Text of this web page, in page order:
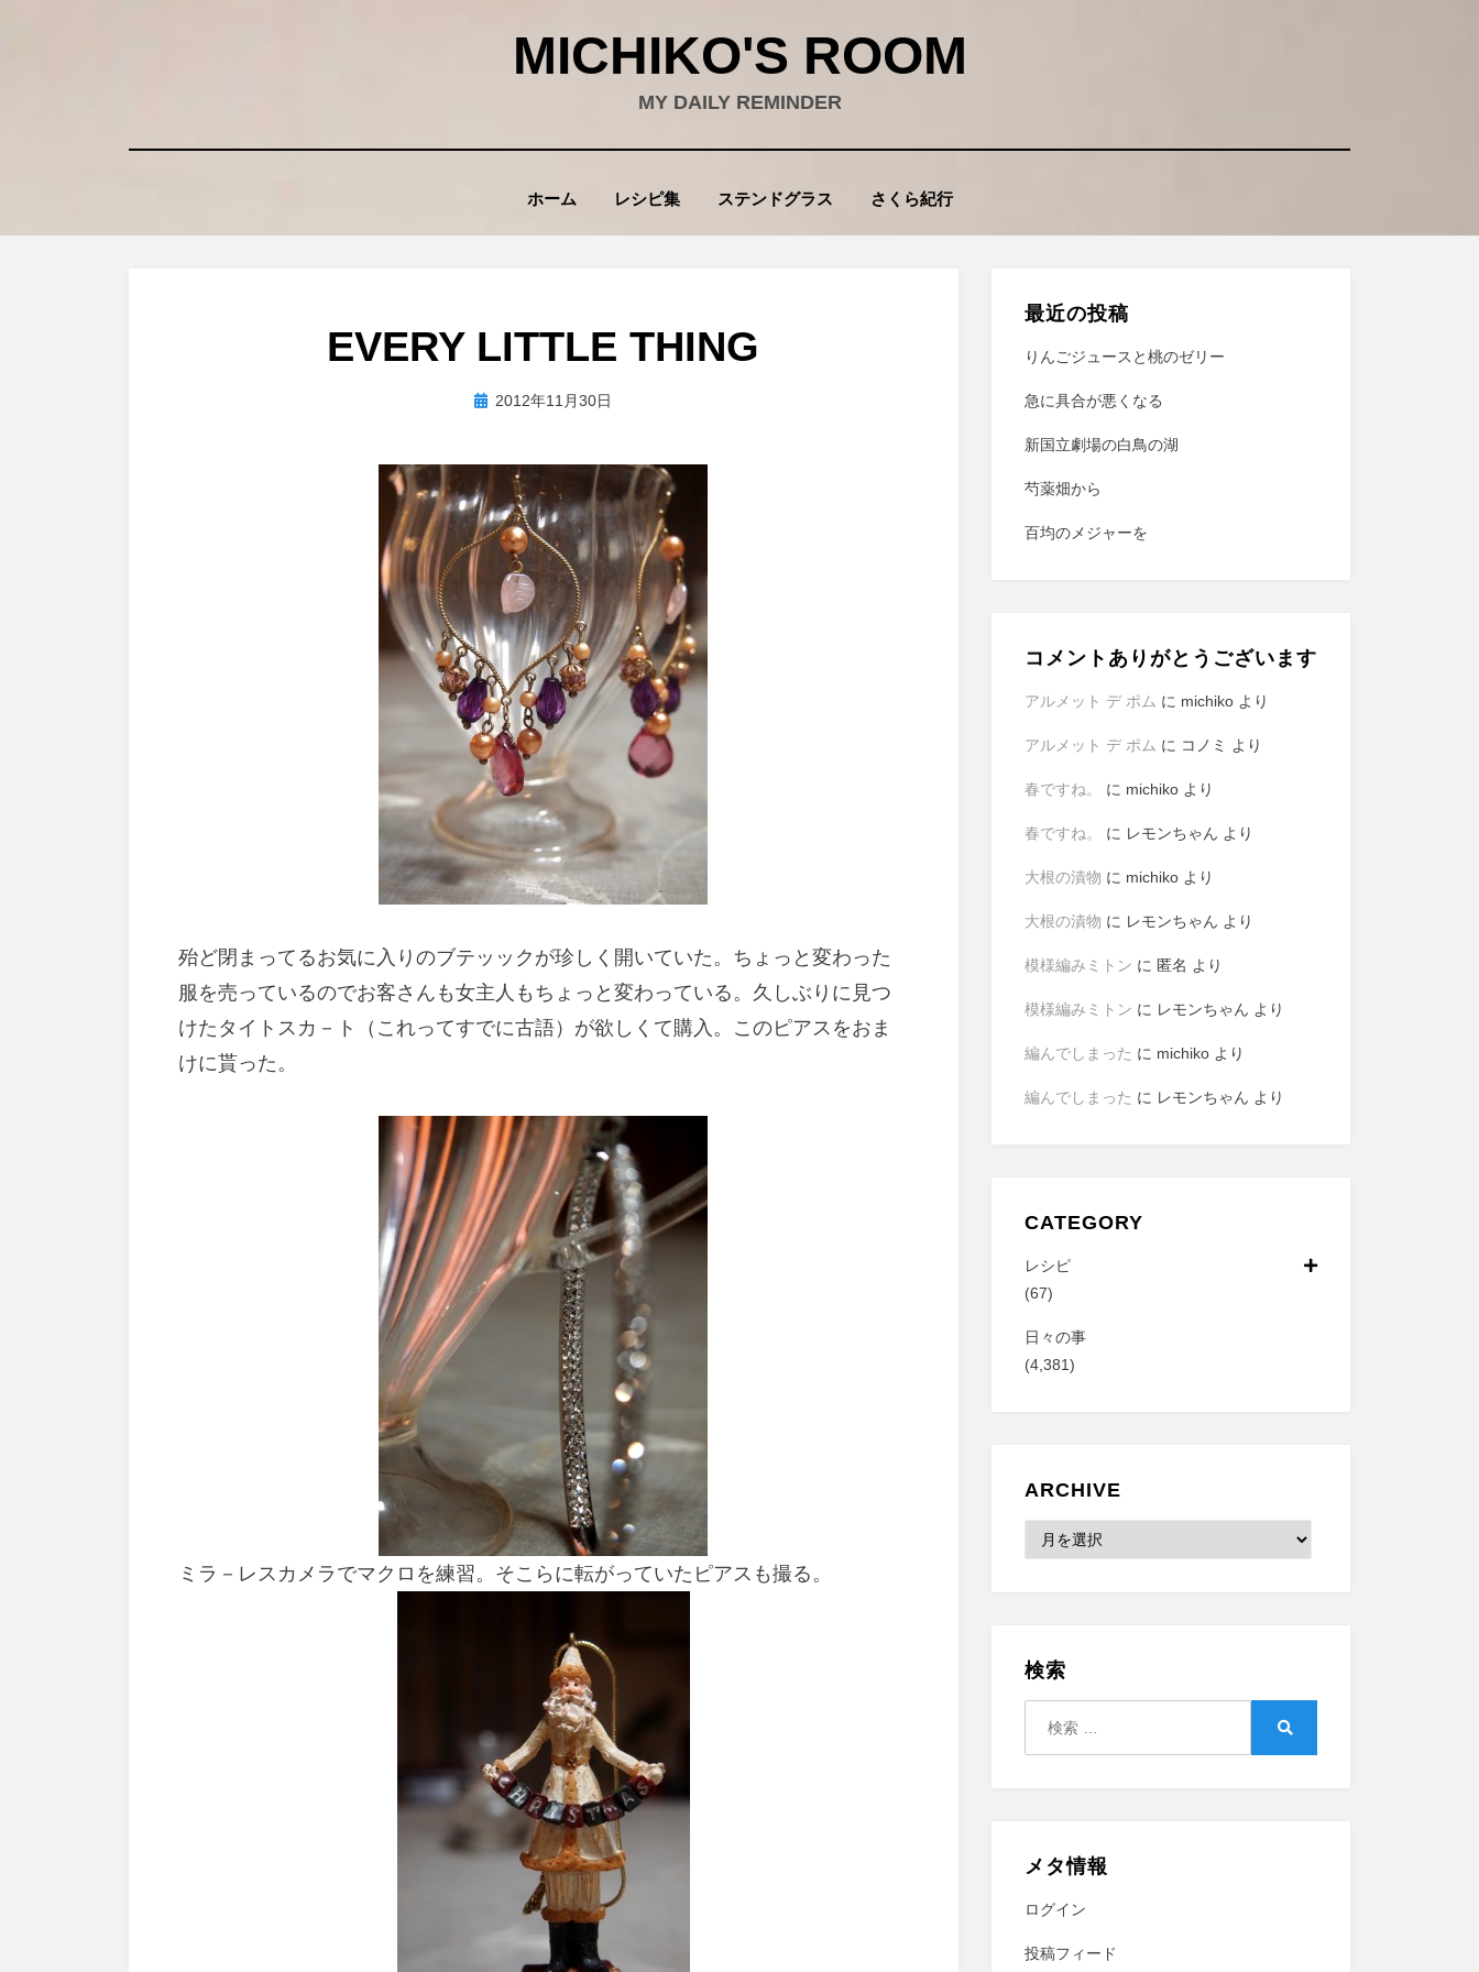
MICHIKO'S ROOM
MY DAILY REMINDER
ホーム レシピ集 ステンドグラス さくら紀行
EVERY LITTLE THING
投稿者wad
投 2012年11月30日
殆ど閉まってるお気に入りのブテッックが珍しく開いていた。ちょっと変わった
服を売っているのでお客さんも女主人もちょっと変わっている。久しぶりに見つ
けたタイトスカ－ト（これってすでに古語）が欲しくて購入。このピアスをおま
けに貰った。
ミラ－レスカメラでマクロを練習。そこらに転がっていたピアスも撮る。
最近の投稿
りんごジュースと桃のゼリー
急に具合が悪くなる
新国立劇場の白鳥の湖
芍薬畑から
百均のメジャーを
コメントありがとうございます
アルメット デ ポム に michikoより
アルメット デ ポム に コノミ より
春ですね。 に michikoより
春ですね。 に レモンちゃん より
大根の漬物 に michikoより
大根の漬物 に レモンちゃん より
模様編みミトン に 匿名 より
模様編みミトン に レモンちゃん より
編んでしまった に michikoより
編んでしまった に レモンちゃん より
CATEGORY
レシピ
(67)
日々の事
(4,381)
ARCHIVE
Archive
検索
メタ情報
ログイン
投稿フィード